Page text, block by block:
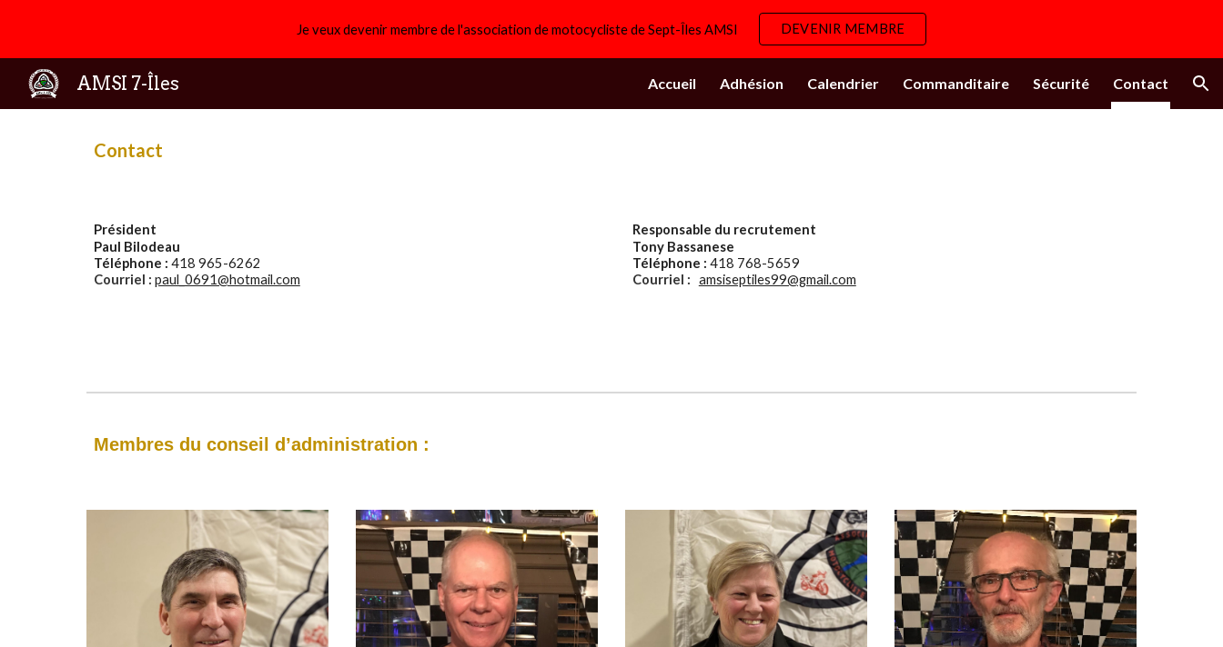
Skip to main content Skip to navigation
Je veux devenir membre de l'association de motocycliste de Sept-Îles AMSI DEVENIR MEMBRE
AMSI 7-Îles Accueil Adhésion Calendrier Commanditaire Sécurité Contact
Contact
Président
Paul Bilodeau
Téléphone : 418 965-6262
Courriel : paul_0691@hotmail.com
Responsable du recrutement
Tony Bassanese
Téléphone : 418 768-5659
Courriel : amsiseptiles99@gmail.com
Membres du conseil d’administration :